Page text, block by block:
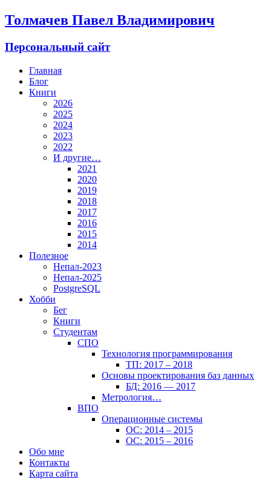
Толмачев Павел Владимирович
Персональный сайт
Главная
Блог
Книги
2026
2025
2024
2023
2022
И другие…
2021
2020
2019
2018
2017
2016
2015
2014
Полезное
Непал-2023
Непал-2025
PostgreSQL
Хобби
Бег
Книги
Студентам
СПО
Технология программирования
ТП: 2017 – 2018
Основы проектирования баз данных
БД: 2016 — 2017
Метрология…
ВПО
Операционные системы
ОС: 2014 – 2015
ОС: 2015 – 2016
Обо мне
Контакты
Карта сайта